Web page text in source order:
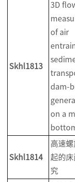
Skhl1813
3D
of air
dam-
on a
Skhl1814
高速螺
起的
究